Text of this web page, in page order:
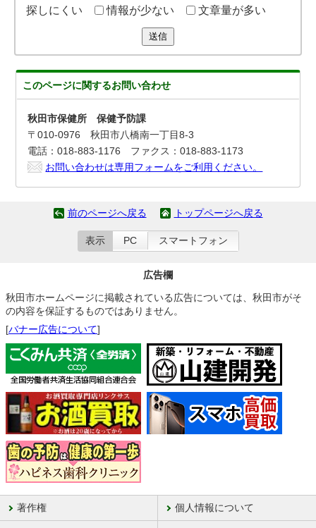
探しにくい
情報が少ない 文章量が多い
送信
このページに関するお問い合わせ
秋田市保健所 保健予防課
〒010-0976 秋田市八橋南一丁目8-3
電話：018-883-1176 ファクス：018-883-1173
お問い合わせは専用フォームをご利用ください。
前のページへ戻る トップページへ戻る
表示 PC スマートフォン
広告欄
秋田市ホームページに掲載されている広告については、秋田市がそ
の内容を保証するものではありません。
[バナー広告について]
著作権 個人情報について